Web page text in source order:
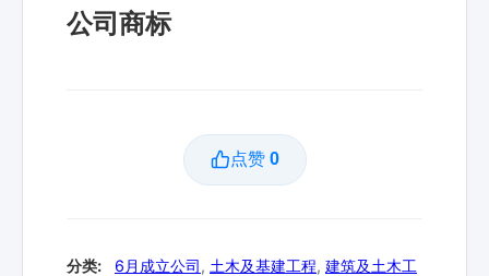
公司商标
点赞 0
分类: 6月成立公司, 土木及基建工程, 建筑及土木工